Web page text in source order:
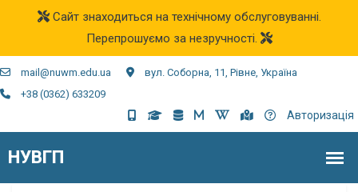
Сайт знаходиться на технічному обслуговуванні.
Перепрошуємо за незручності.
mail@nuwm.edu.ua
вул. Соборна, 11, Рівне, Україна
+38 (0362) 633209
Авторизація